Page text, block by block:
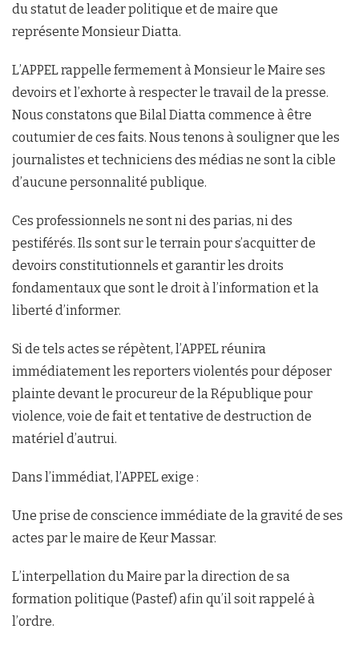
du statut de leader politique et de maire que
représente Monsieur Diatta.
L’APPEL rappelle fermement à Monsieur le Maire ses
devoirs et l’exhorte à respecter le travail de la presse.
Nous constatons que Bilal Diatta commence à être
coutumier de ces faits. Nous tenons à souligner que les
journalistes et techniciens des médias ne sont la cible
d’aucune personnalité publique.
Ces professionnels ne sont ni des parias, ni des
pestiférés. Ils sont sur le terrain pour s’acquitter de
devoirs constitutionnels et garantir les droits
fondamentaux que sont le droit à l’information et la
liberté d’informer.
Si de tels actes se répètent, l’APPEL réunira
immédiatement les reporters violentés pour déposer
plainte devant le procureur de la République pour
violence, voie de fait et tentative de destruction de
matériel d’autrui.
Dans l’immédiat, l’APPEL exige :
Une prise de conscience immédiate de la gravité de ses
actes par le maire de Keur Massar.
L’interpellation du Maire par la direction de sa
formation politique (Pastef) afin qu’il soit rappelé à
l’ordre.